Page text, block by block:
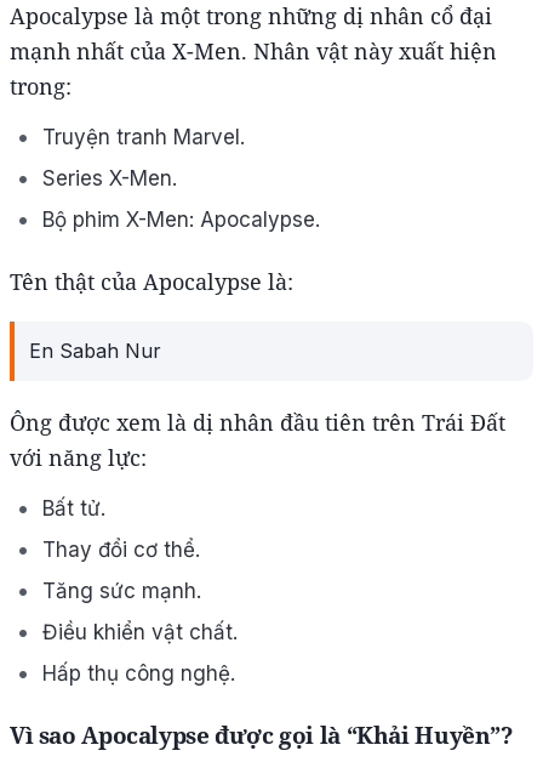
Apocalypse là một trong những dị nhân cổ đại
mạnh nhất của X-Men. Nhân vật này xuất hiện
trong:
Truyện tranh Marvel.
Series X-Men.
Bộ phim X-Men: Apocalypse.
Tên thật của Apocalypse là:
En Sabah Nur
Ông được xem là dị nhân đầu tiên trên Trái Đất
với năng lực:
Bất tử.
Thay đổi cơ thể.
Tăng sức mạnh.
Điều khiển vật chất.
Hấp thụ công nghệ.
Vì sao Apocalypse được gọi là “Khải Huyền”?